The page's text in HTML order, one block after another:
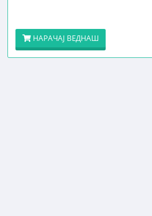
НАРАЧАЈ ВЕДНАШ